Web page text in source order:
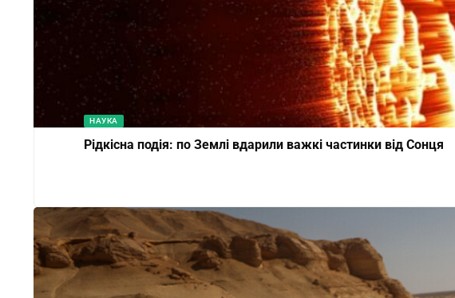
НАУКА
Рідкісна подія: по Землі вдарили важкі частинки від Сонця